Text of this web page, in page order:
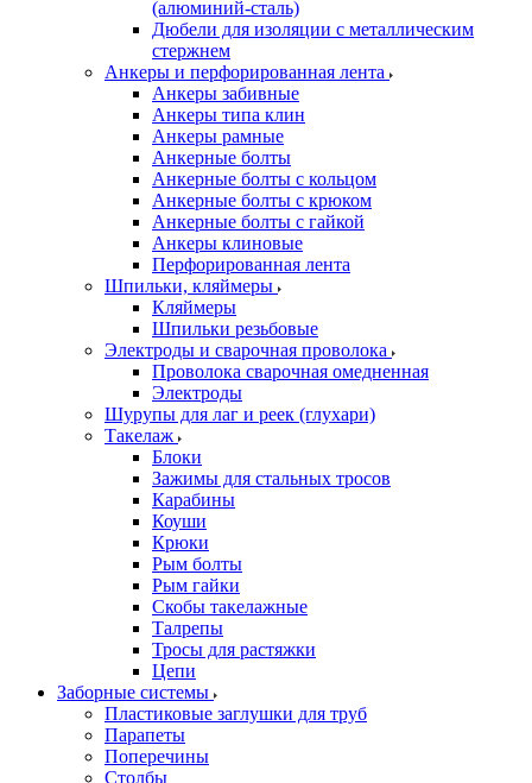
(алюминий-сталь)
Дюбели для изоляции с металлическим
стержнем
Анкеры и перфорированная лента
Анкеры забивные
Анкеры типа клин
Анкеры рамные
Анкерные болты
Анкерные болты с кольцом
Анкерные болты с крюком
Анкерные болты с гайкой
Анкеры клиновые
Перфорированная лента
Шпильки, кляймеры
Кляймеры
Шпильки резьбовые
Электроды и сварочная проволока
Проволока сварочная омедненная
Электроды
Шурупы для лаг и реек (глухари)
Такелаж
Блоки
Зажимы для стальных тросов
Карабины
Коуши
Крюки
Рым болты
Рым гайки
Скобы такелажные
Талрепы
Тросы для растяжки
Цепи
Заборные системы
Пластиковые заглушки для труб
Парапеты
Поперечины
Столбы